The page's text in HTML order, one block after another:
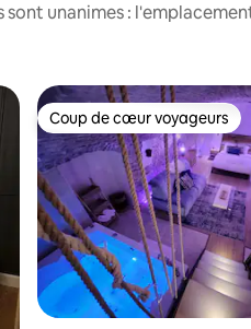
sont unanimes :
aimésCoup de cœur voyageurs
Coup de cœur voyageurs